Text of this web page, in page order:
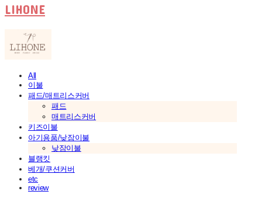
LIHONE
All
이불
패드/매트리스커버
패드
매트리스커버
키즈이불
아기용품/낮잠이불
낮잠이불
블랭킷
베개/쿠션커버
etc
review